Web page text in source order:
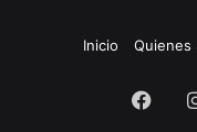
Inicio
Quienes